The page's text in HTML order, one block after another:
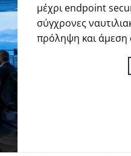
μέχρι endpoint
σύγχρονες
πρόληψη και άμεση